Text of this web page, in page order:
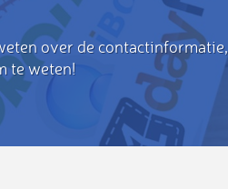
over de contactinformatie,
te weten!